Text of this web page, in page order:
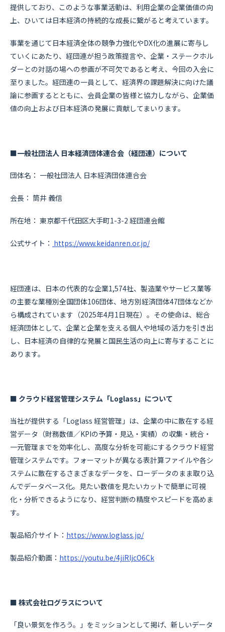
提供しており、このような事業活動は、利用企業の企業価値の向
上、ひいては日本経済の持続的な成長に繋がると考えています。
事業を通じて日本経済全体の競争力強化やDX化の進展に寄与し
ていくにあたり、経団連が担う政策提言や、企業・ステークホル
ダーとの対話の場への参画が不可欠であると考え、今回の入会に
至りました。経団連の一員として、経済界の課題解決に向けた議
論に参画するとともに、会員企業の皆様と協力しながら、企業価
値の向上および日本経済の発展に貢献してまいります。
■一般社団法人 日本経済団体連合会（経団連）について
団体名： 一般社団法人 日本経済団体連合会
会長： 筒井 義信
所在地： 東京都千代田区大手町1-3-2 経団連会館
公式サイト： https://www.keidanren.or.jp/
経団連は、日本の代表的な企業1,574社、製造業やサービス業等
の主要な業種別全国団体106団体、地方別経済団体47団体などか
ら構成されています（2025年4月1日現在）。その使命は、総合
経済団体として、企業と企業を支える個人や地域の活力を引き出
し、日本経済の自律的な発展と国民生活の向上に寄与することに
あります。
■ クラウド経営管理システム「Loglass」について
当社が提供する「Loglass 経営管理」は、企業の中に散在する経
営データ（財務数値／KPIの予算・見込・実績）の収集・統合・
一元管理までを効率化し、高度な分析を可能にするクラウド経営
管理システムです。フォーマットが異なる表計算ファイルや各シ
ステムに散在するさまざまなデータを、ローデータのまま取り込
んでデータベース化。見たい数値を見たいカットで簡単に可視
化・分析できるようになり、経営判断の精度やスピードを高めま
す。
製品紹介サイト： https://www.loglass.jp/
製品紹介動画： https://youtu.be/4jiRIjcO6Ck
■ 株式会社ログラスについて
「良い景気を作ろう。」をミッションとして掲げ、新しいデータ